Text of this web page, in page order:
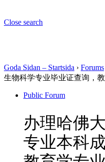
Close search
Goda Sidan – Startsida › Forums
生物科学专业毕业证查询，
Public Forum
办理哈佛
专业本科